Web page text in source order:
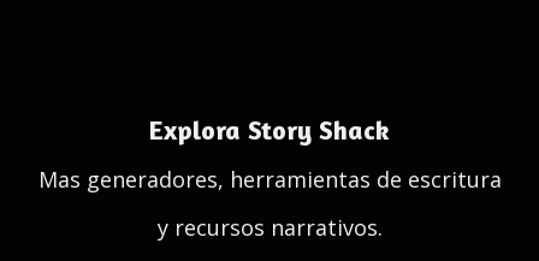
Explora Story Shack
Mas generadores, herramientas de escritura
y recursos narrativos.